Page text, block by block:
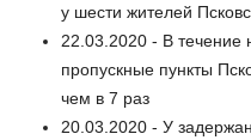
у шести жителей
22.03.2020 - В течение
пропускные пункты
чем в 7 раз
20.03.2020 - У